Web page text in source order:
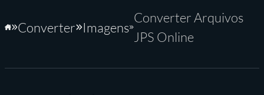
Início
Converter Imagens
Converter Arquivos
JPS Online